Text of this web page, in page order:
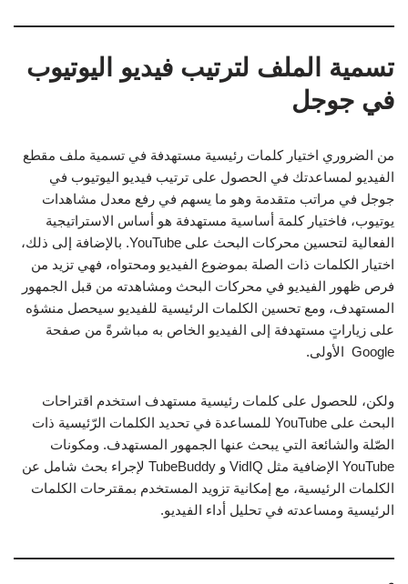
تسمية الملف لترتيب فيديو اليوتيوب
في جوجل
من الضروري اختيار كلمات رئيسية مستهدفة في تسمية ملف مقطع
الفيديو لمساعدتك في الحصول على ترتيب فيديو اليوتيوب في
جوجل في مراتب متقدمة وهو ما يسهم في رفع معدل مشاهدات
يوتيوب، فاختيار كلمة أساسية مستهدفة هو أساس الاستراتيجية
الفعالية لتحسين محركات البحث على YouTube. بالإضافة إلى ذلك،
اختيار الكلمات ذات الصلة بموضوع الفيديو ومحتواه، فهي تزيد من
فرص ظهور الفيديو في محركات البحث ومشاهدته من قبل الجمهور
المستهدف، ومع تحسين الكلمات الرئيسية للفيديو سيحصل منشؤه
على زياراتٍ مستهدفة إلى الفيديو الخاص به مباشرةً من صفحة
Google الأولى.
ولكن، للحصول على كلمات رئيسية مستهدف استخدم اقتراحات
البحث على YouTube للمساعدة في تحديد الكلمات الرّئيسية ذات
الصّلة والشائعة التي يبحث عنها الجمهور المستهدف. ومكونات
YouTube الإضافية مثل VidIQ و TubeBuddy لإجراء بحث شامل عن
الكلمات الرئيسية، مع إمكانية تزويد المستخدم بمقترحات الكلمات
الرئيسية ومساعدته في تحليل أداء الفيديو.